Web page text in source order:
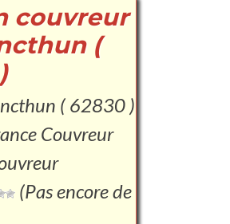
couvreur
(
( 62830 )
Couvreur
(Pas encore de